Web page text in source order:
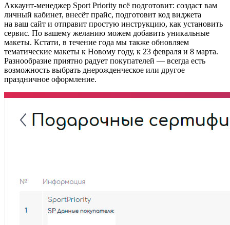
Аккаунт-менеджер Sport Priority всё подготовит: создаст вам
личный кабинет, внесёт прайс, подготовит код виджета
на ваш сайт и отправит простую инструкцию, как установить
сервис. По вашему желанию можем добавить уникальные
макеты. Кстати, в течение года мы также обновляем
тематические макеты к Новому году, к 23 февраля и 8 марта.
Разнообразие приятно радует покупателей — всегда есть
возможность выбрать днерожденческое или другое
праздничное оформление.